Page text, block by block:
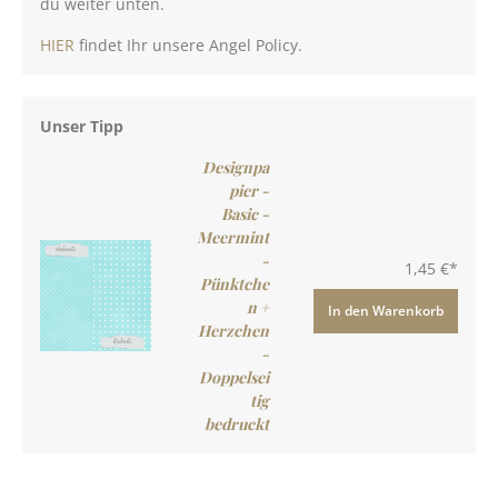
HIER findet Ihr unsere Angel Policy.
Unser Tipp
Designpa
pier -
Basic -
Meermint
-
Pünktche
n +
Herzchen
-
Doppelsei
tig
bedruckt
1,45 €*
In den Warenkorb